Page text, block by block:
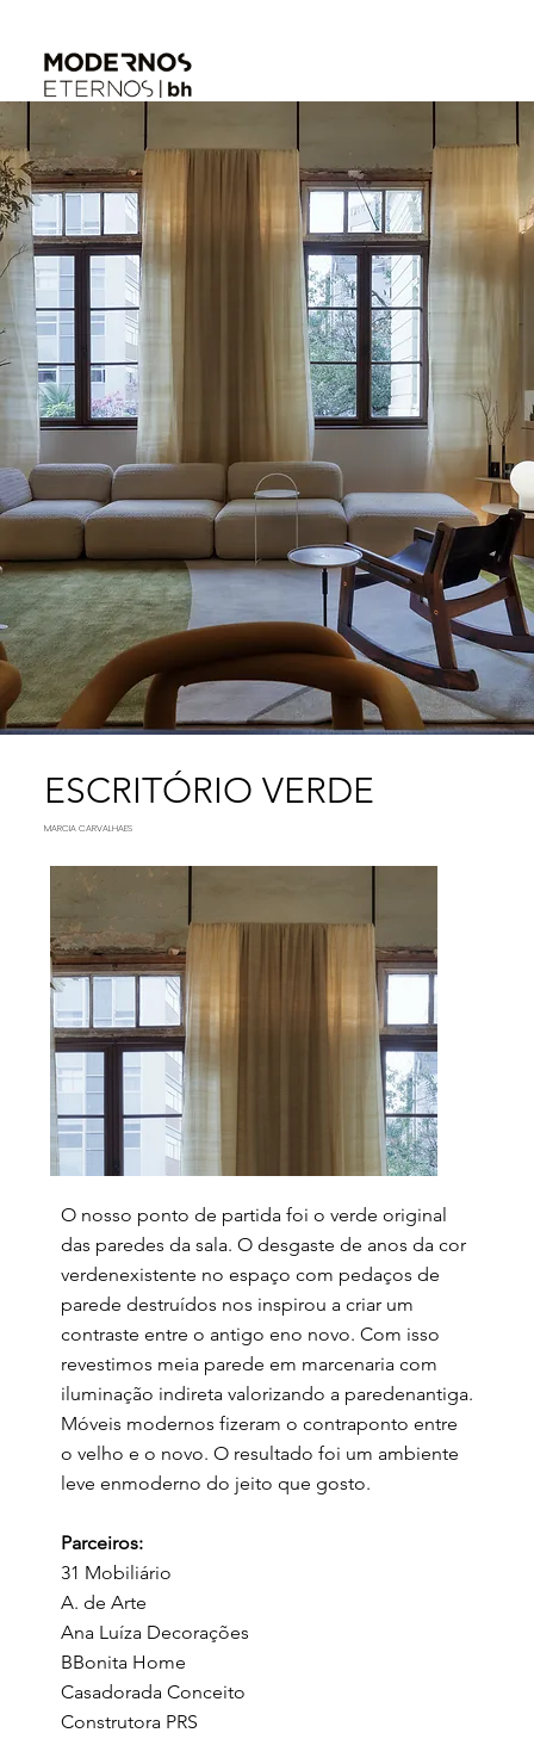
ESCRITÓRIO VERDE
MARCIA CARVALHAES
O nosso ponto de partida foi o verde original
das paredes da sala. O desgaste de anos da cor
verdenexistente no espaço com pedaços de
parede destruídos nos inspirou a criar um
contraste entre o antigo eno novo. Com isso
revestimos meia parede em marcenaria com
iluminação indireta valorizando a paredenantiga.
Móveis modernos fizeram o contraponto entre
o velho e o novo. O resultado foi um ambiente
leve enmoderno do jeito que gosto.
Parceiros:
31 Mobiliário
A. de Arte
Ana Luíza Decorações
BBonita Home
Casadorada Conceito
Construtora PRS